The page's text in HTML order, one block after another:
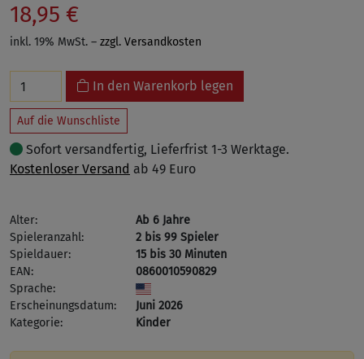
18,95 €
inkl. 19% MwSt. – zzgl. Versandkosten
In den Warenkorb legen
Auf die Wunschliste
Sofort versandfertig, Lieferfrist 1-3 Werktage.
Kostenloser Versand ab 49 Euro
Alter:
Ab 6 Jahre
Spieleranzahl:
2 bis 99 Spieler
Spieldauer:
15 bis 30 Minuten
EAN:
0860010590829
Sprache:
Erscheinungsdatum:
Juni 2026
Kategorie:
Kinder